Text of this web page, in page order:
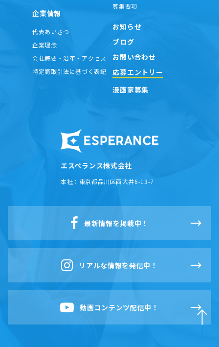
エスペランス株式会社
本社： 東京都品川区西大井6-13-7
企業情報
代表あいさつ
企業理念
会社概要・沿革・アクセス
特定商取引法に基づく表記
募集要項
お知らせ
ブログ
お問い合わせ
応募エントリー
漫画家募集
最新情報を掲載中！
リアルな情報を発信中！
動画コンテンツ配信中！